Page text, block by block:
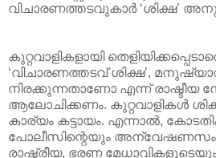
വിചാരണത്തടവുകാര്‍ ‘ശിക്ഷ’
കുറ്റവാളികളായി
‘വിചാരണത്തടവ് ശിക്ഷ’,
നിരക്കുന്നതാണോ എന്ന് രാഷ്ടീയ
ആലോചിക്കണം. കുറ്റവാളികള്‍
കാര്യം കട്ടായം. എന്നാല്‍,
പോലീസിന്റെയും
രാഷ്ട്രീയ, ഭരണ